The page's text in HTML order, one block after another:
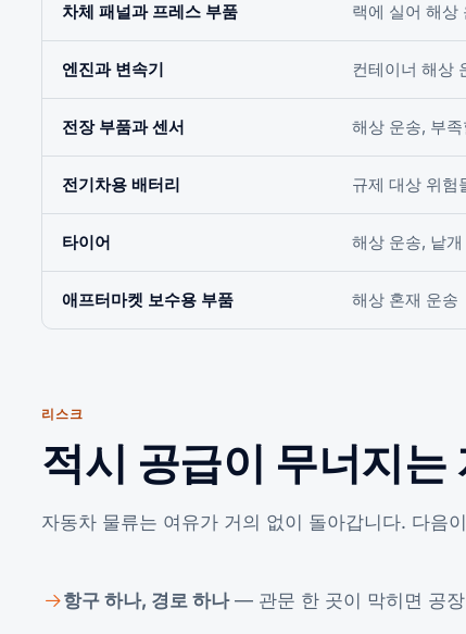
차체 패널과 프레스 부품 랙에 실어 해상
엔진과 변속기 컨테이너 해상
전장 부품과 센서 해상 운송, 부
전기차용 배터리 규제 대상 위험
타이어 해상 운송, 낱
애프터마켓 보수용 부품 해상 혼재 운송
리스크
적시 공급이 무너지는
자동차 물류는 여유가 거의 없이 돌아갑니다. 다음
항구 하나, 경로 하나— 관문 한 곳이 막히면 공장